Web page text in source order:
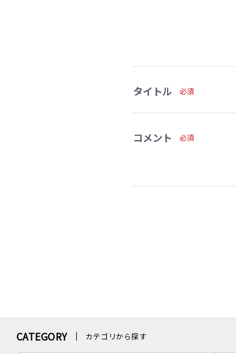
タイトル 必須
コメント 必須
CATEGORY カテゴリから探す